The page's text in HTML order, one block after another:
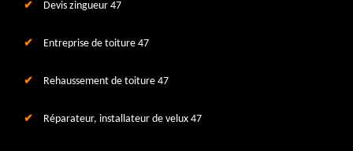
Devis zingueur 47
Entreprise de toiture 47
Rehaussement de toiture 47
Réparateur, installateur de velux 47